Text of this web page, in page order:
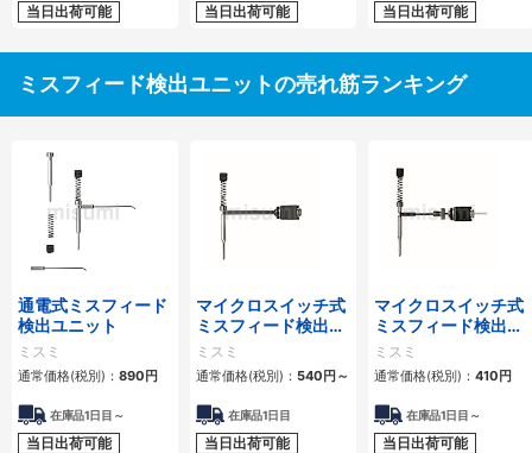
当日出荷可能 当日出荷可能 当日出荷可能
ミスフィード検出ユニットの売れ筋ランキング
通電式ミスフィード
検出ユニット
ミスミ
通常価格(税別)： 890円
在庫品1日目～
当日出荷可能
マイクロスイッチ式
ミスフィード検出ユ
ニット 溝加工タイ
プ
ミスミ
通常価格(税別)： 540円～
在庫品1日目
当日出荷可能
マイクロスイッチ式
ミスフィード検出ユ
ニット 穴加工タイ
プ
ミスミ
通常価格(税別)： 410円
在庫品1日目～
当日出荷可能